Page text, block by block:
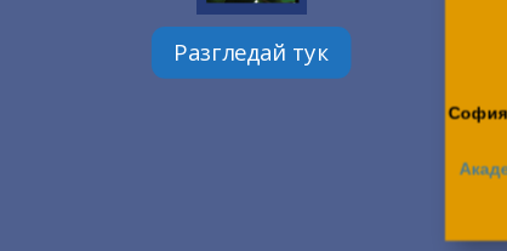
Разгледай тук
София